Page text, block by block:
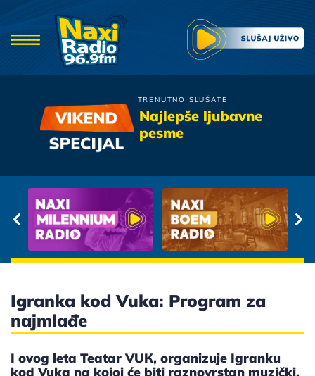
TRENUTNO SLUŠATE
Najlepše ljubavne
pesme
Hari Mata Hari
Igranka kod Vuka: Program za
najmlađe
I ovog leta Teatar VUК, organizuje Igranku
kod Vuka na kojoj će biti raznovrstan muzički,